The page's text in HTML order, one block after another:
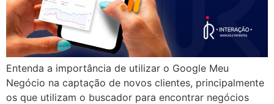
Entenda a importância de utilizar o Google Meu
Negócio na captação de novos clientes, principalmente
os que utilizam o buscador para encontrar negócios